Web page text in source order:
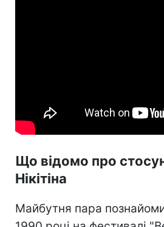
Що відомо про
Нікітіна
Майбутня пара